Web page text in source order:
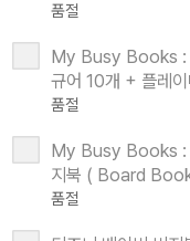
품절
My Busy Books
규어 10개 + 플레
품절
My Busy Books :
지북 ( Board
품절